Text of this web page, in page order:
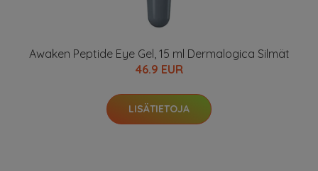
Awaken Peptide Eye Gel, 15 ml Dermalogica Silmät
46.9 EUR
LISÄTIETOJA